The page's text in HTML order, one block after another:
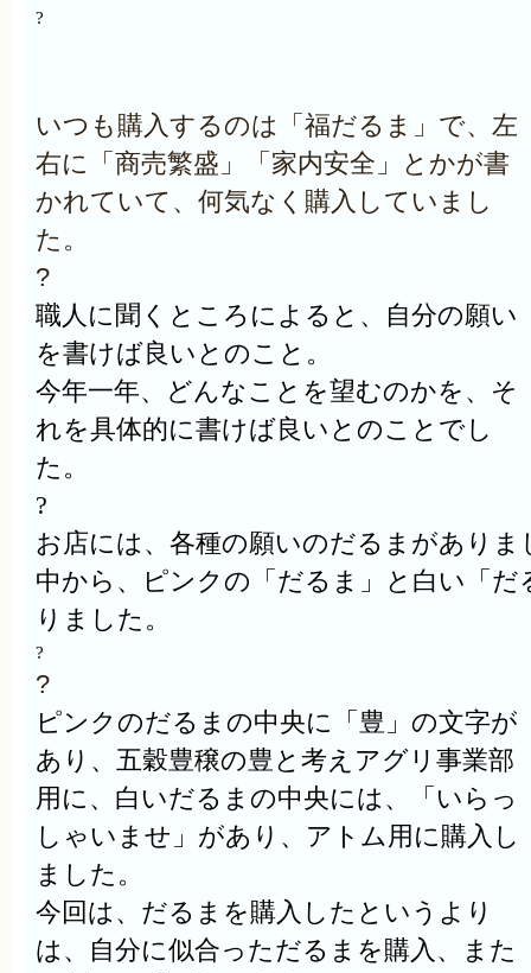
?
いつも購入するのは「福だるま」で、左
右に「商売繁盛」「家内安全」とかが書
かれていて、何気なく購入していまし
た。
?
職人に聞くところによると、自分の願い
を書けば良いとのこと。
今年一年、どんなことを望むのかを、そ
れを具体的に書けば良いとのことでし
た。
?
お店には、各種の願いのだるまがありま
中から、ピンクの「だるま」と白い「だ
りました。
?
?
ピンクのだるまの中央に「豊」の文字が
あり、五穀豊穣の豊と考えアグリ事業部
用に、白いだるまの中央には、「いらっ
しゃいませ」があり、アトム用に購入し
ました。
今回は、だるまを購入したというより
は、自分に似合っただるまを購入、また